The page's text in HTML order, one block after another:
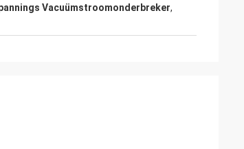
Vacuümstroomonderbreker,